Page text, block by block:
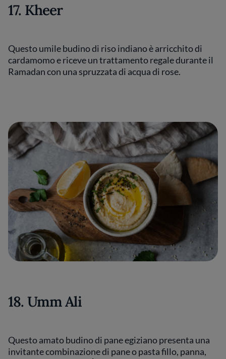
17. Kheer
Questo umile budino di riso indiano è arricchito di
cardamomo e riceve un trattamento regale durante il
Ramadan con una spruzzata di acqua di rose.
18. Umm Ali
Questo amato budino di pane egiziano presenta una
invitante combinazione di pane o pasta fillo, panna,